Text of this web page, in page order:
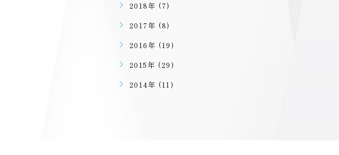
2018年 (7)
2017年 (8)
2016年 (19)
2015年 (29)
2014年 (11)